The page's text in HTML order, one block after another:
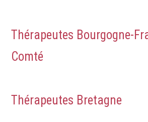
Thérapeutes Bourgogne-
Comté
Thérapeutes Bretagne